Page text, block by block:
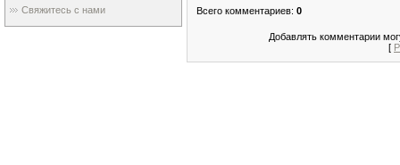
Свяжитесь с нами
Всего комментариев: 0
Добавлять комментарии
[